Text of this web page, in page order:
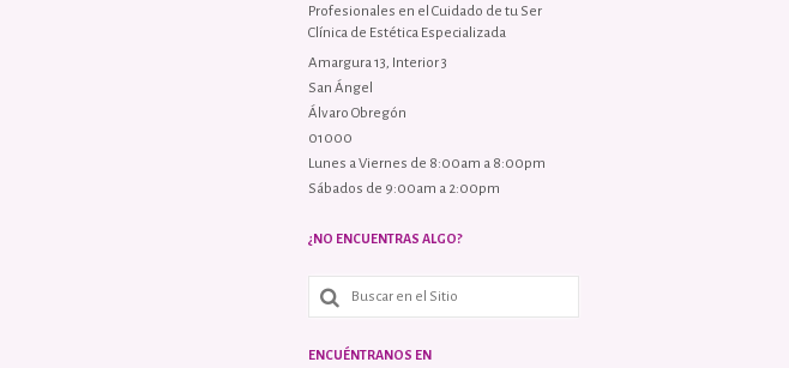
Profesionales en el Cuidado de tu Ser
Clínica de Estética Especializada
Amargura 13, Interior 3
San Ángel
Álvaro Obregón
01000
Lunes a Viernes de 8:00am a 8:00pm
Sábados de 9:00am a 2:00pm
¿NO ENCUENTRAS ALGO?
ENCUÉNTRANOS EN